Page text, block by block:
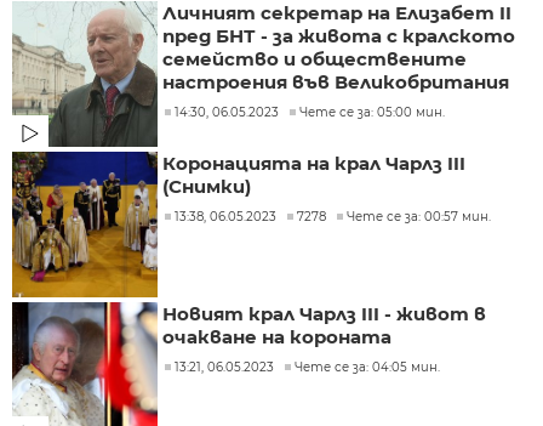
Личният секретар на Елизабет II
пред БНТ - за живота с кралското
семейство и обществените
настроения във Великобритания
14:30, 06.05.2023 Чете се за: 05:00 мин.
Коронацията на крал Чарлз III
(Снимки)
13:38, 06.05.2023 7278 Чете се за: 00:57 мин.
Новият крал Чарлз III - живот в
очакване на короната
13:21, 06.05.2023 Чете се за: 04:05 мин.